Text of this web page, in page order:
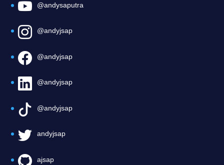
@andysaputra
@andyjsap
@andyjsap
@andyjsap
@andyjsap
andyjsap
ajsap